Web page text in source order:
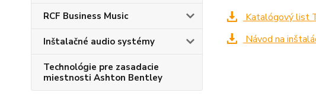
RCF Business Music
Inštalačné audio systémy
Technológie pre zasadacie
miestnosti Ashton Bentley
Katalógový list
Návod na